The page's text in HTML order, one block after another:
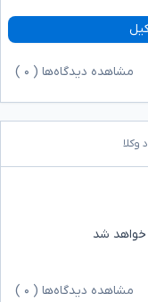
مشاهده دیدگاه‌ها ( ۰
وکلا
خواهد شد
مشاهده دیدگاه‌ها ( ۰